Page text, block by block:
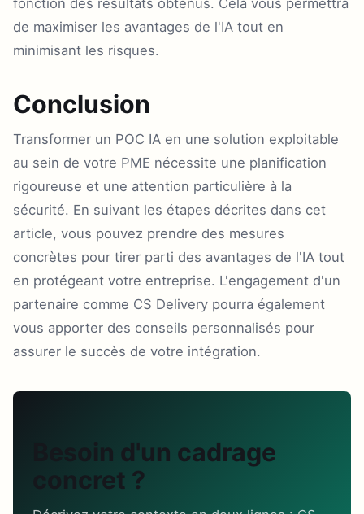
fonction des résultats obtenus. Cela vous permettra
de maximiser les avantages de l'IA tout en
minimisant les risques.
Conclusion
Transformer un POC IA en une solution exploitable
au sein de votre PME nécessite une planification
rigoureuse et une attention particulière à la
sécurité. En suivant les étapes décrites dans cet
article, vous pouvez prendre des mesures
concrètes pour tirer parti des avantages de l'IA tout
en protégeant votre entreprise. L'engagement d'un
partenaire comme CS Delivery pourra également
vous apporter des conseils personnalisés pour
assurer le succès de votre intégration.
Besoin d'un cadrage
concret ?